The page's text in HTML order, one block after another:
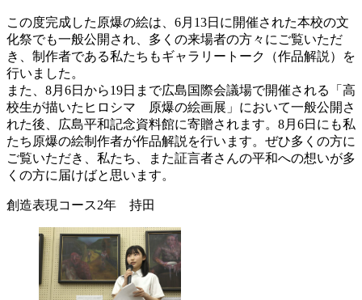
この度完成した原爆の絵は、6月13日に開催された本校の文
化祭でも一般公開され、多くの来場者の方々にご覧いただ
き、制作者である私たちもギャラリートーク（作品解説）を
行いました。
また、8月6日から19日まで広島国際会議場で開催される「高
校生が描いたヒロシマ 原爆の絵画展」において一般公開さ
れた後、広島平和記念資料館に寄贈されます。8月6日にも私
たち原爆の絵制作者が作品解説を行います。ぜひ多くの方に
ご覧いただき、私たち、また証言者さんの平和への想いが多
くの方に届けばと思います。
創造表現コース2年 持田